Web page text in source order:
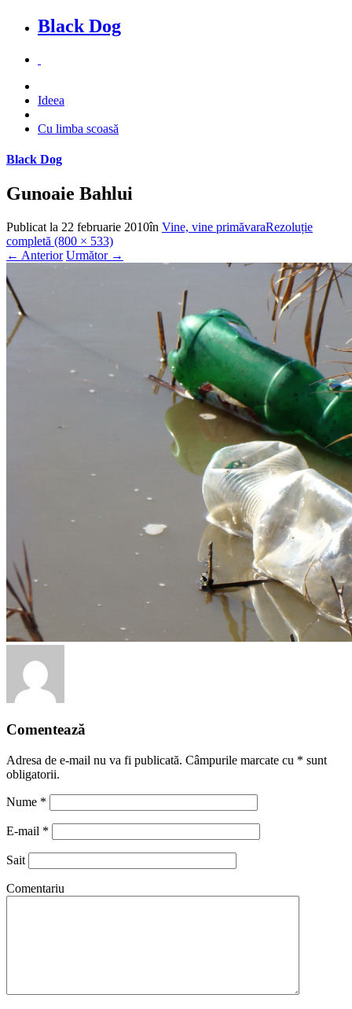
Black Dog
Ideea
Cu limba scoasă
Black Dog
Gunoaie Bahlui
Publicat la 22 februarie 2010în Vine, vine primăvaraRezoluție
completă (800 × 533)
← Anterior Următor →
Comentează
Adresa de e-mail nu va fi publicată. Câmpurile marcate cu * sunt
obligatorii.
Nume *
E-mail *
Sait
Comentariu